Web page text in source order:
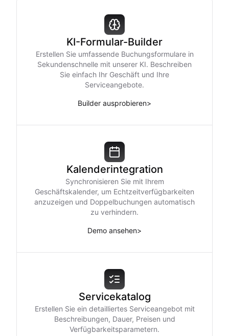
KI-Formular-Builder
Erstellen Sie umfassende Buchungsformulare in
Sekundenschnelle mit unserer KI. Beschreiben
Sie einfach Ihr Geschäft und Ihre
Serviceangebote.
Builder ausprobieren>
Kalenderintegration
Synchronisieren Sie mit Ihrem
Geschäftskalender, um Echtzeitverfügbarkeiten
anzuzeigen und Doppelbuchungen automatisch
zu verhindern.
Demo ansehen>
Servicekatalog
Erstellen Sie ein detailliertes Serviceangebot mit
Beschreibungen, Dauer, Preisen und
Verfügbarkeitsparametern.